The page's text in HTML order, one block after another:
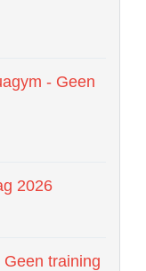
- Geen
2026
training